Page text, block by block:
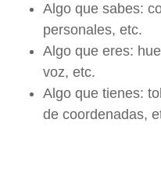
Algo que sabes:
personales, etc.
Algo que eres:
voz, etc.
Algo que tienes:
de coordenadas,